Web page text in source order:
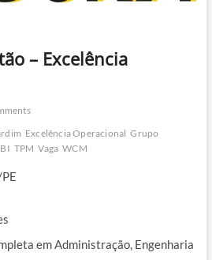
– Excelência
Excelência Operacional Grupo
TPM Vaga WCM
em Administração, Engenharia